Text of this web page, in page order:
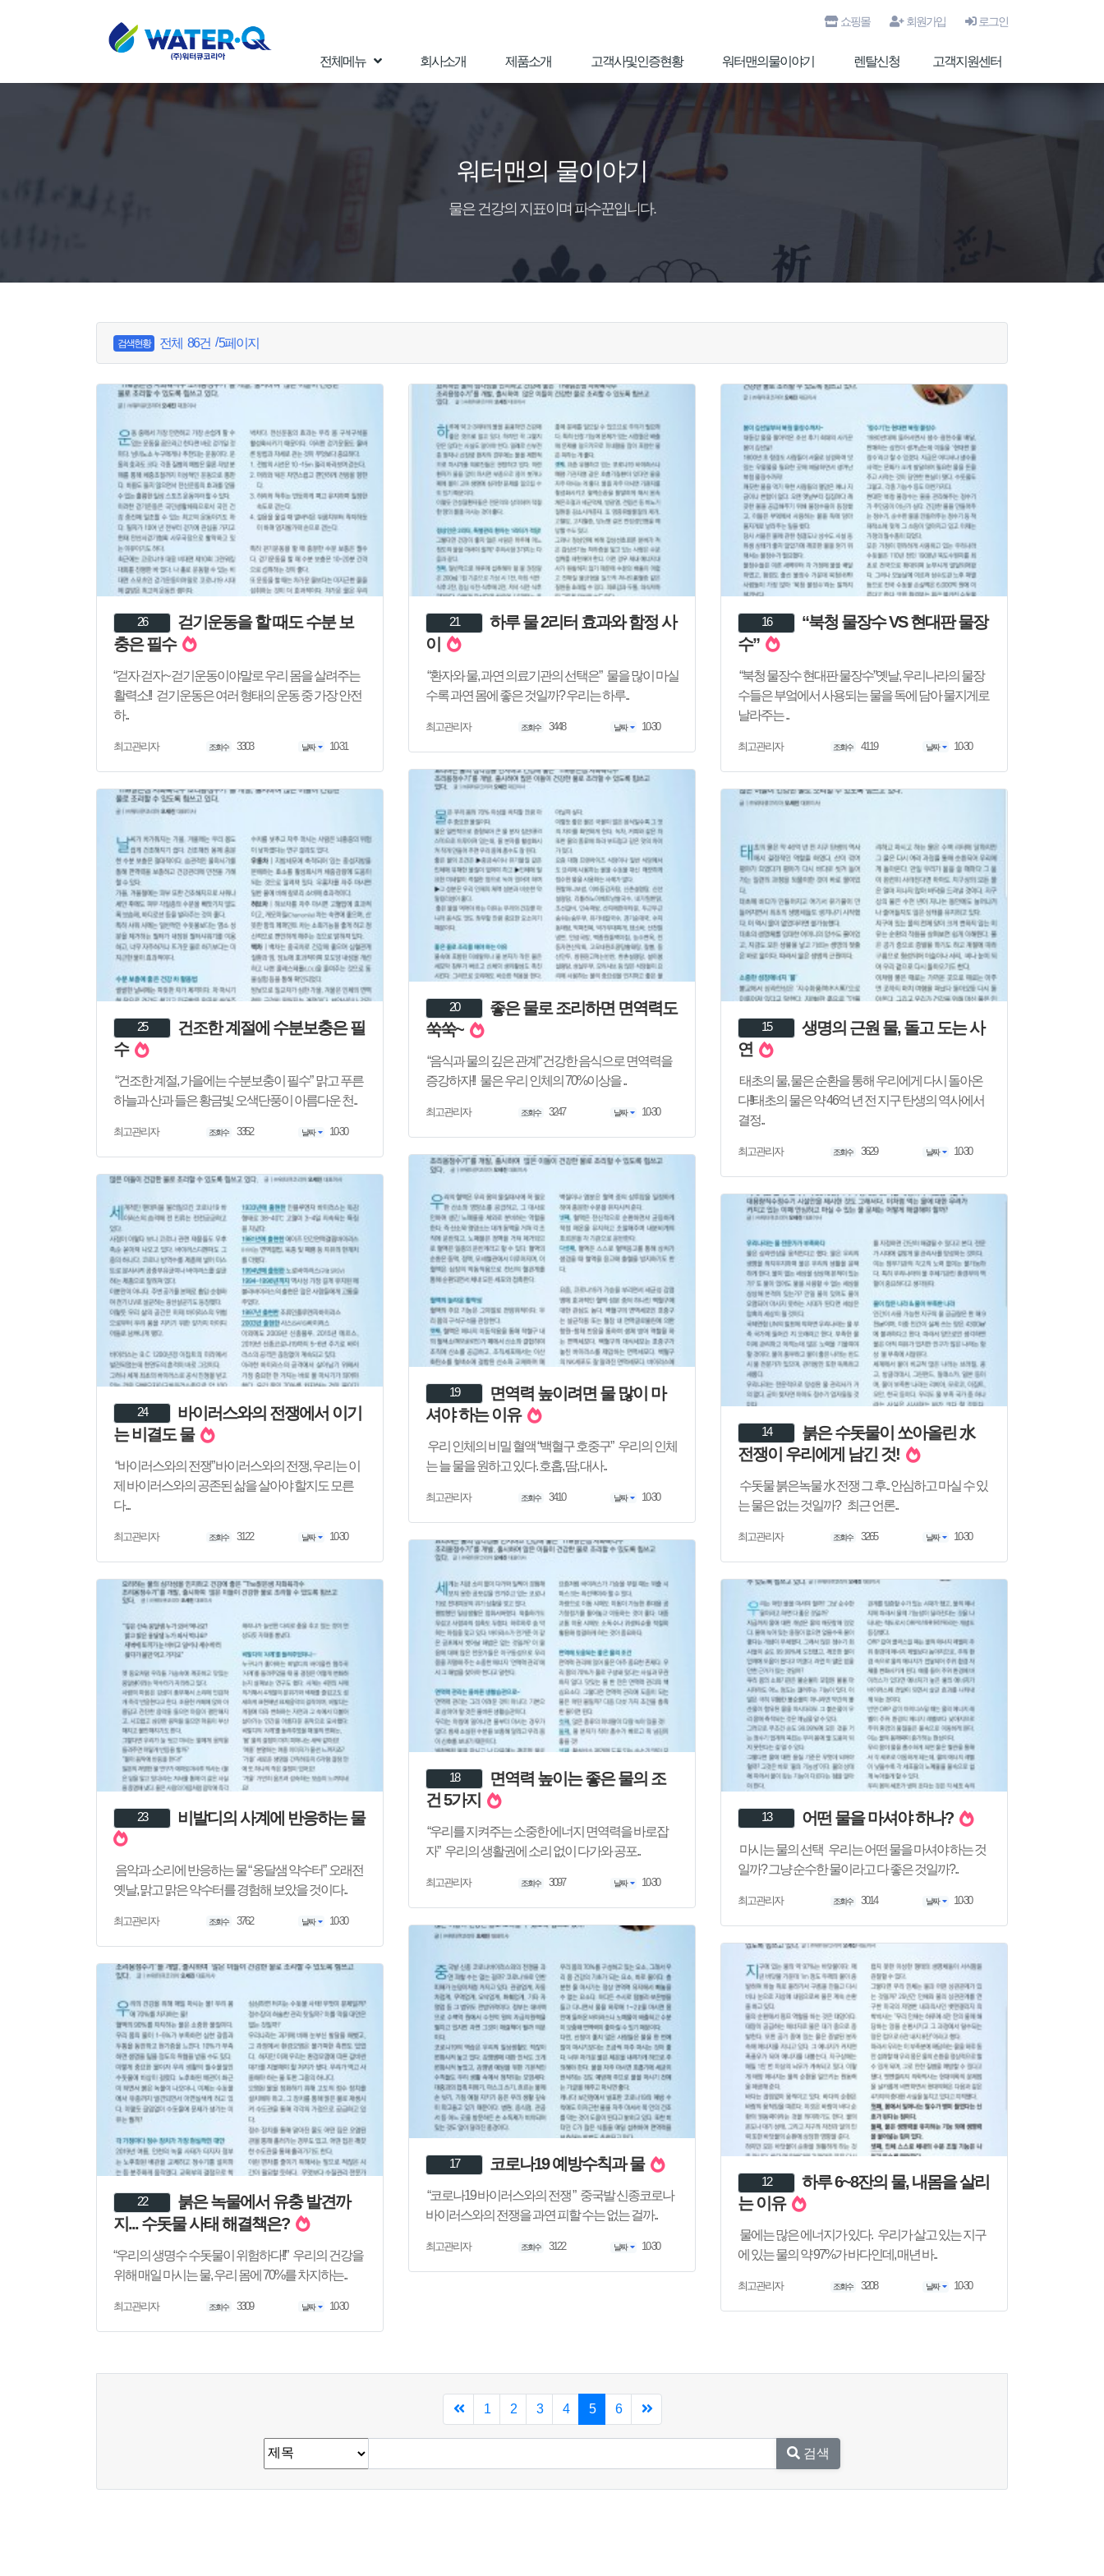
쇼핑몰 회원가입 로그인
전체메뉴 회사소개 제품소개 고객사및인증현황 워터맨의물이야기 렌탈신청 고객지원센터
워터맨의 물이야기
물은 건강의 지표이며 파수꾼입니다.
검색현황 전체 86건 /5페이지
26
걷기운동을 할 때도 수분 보
충은 필수
​“걷자 걷자~ 걷기운동이야말로 우리 몸을 살려주는
활력소!! 걷기운동은 여러 형태의 운동 중 가장 안전
하..
최고관리자 조회수 3303 날짜 10-31
25
건조한 계절에 수분보충은 필
수
“건조한 계절, 가을에는 수분보충이 필수” 맑고 푸른
하늘과 산과 들은 황금빛 오색단풍이 아름다운 천..
최고관리자 조회수 3352 날짜 10-30
24
바이러스와의 전쟁에서 이기
는 비결도 물
“바이러스와의 전쟁”​ 바이러스와의 전쟁, 우리는 이
제 바이러스와의 공존된 삶을 살아야 할지도 모른
다...
최고관리자 조회수 3122 날짜 10-30
23 비발디의 사계에 반응하는 물
음악과 소리에 반응하는 물 “ 옹달샘 약수터” 오래전
옛날, 맑고 맑은 약수터를 경험해 보았을 것이다..
최고관리자 조회수 3762 날짜 10-30
22
붉은 녹물에서 유충 발견까
지... 수돗물 사태 해결책은?
​“우리의 생명수 수돗물이 위험하다!!” 우리의 건강을
위해 매일 마시는 물, 우리 몸에 70%를 차지하는..
최고관리자 조회수 3309 날짜 10-30
21
하루 물 2리터 효과와 함정 사
이
“환자와 물, 과연 의료기관의 선택은” 물을 많이 마실
수록 과연 몸에 좋은 것일까? 우리는 하루..
최고관리자 조회수 3448 날짜 10-30
20
좋은 물로 조리하면 면역력도
쑥쑥~
“음식과 물의 깊은 관계” 건강한 음식으로 면역력을
증강하자!! 물은 우리 인체의 70%이상을 ..
최고관리자 조회수 3247 날짜 10-30
19
면역력 높이려면 물 많이 마
셔야 하는 이유
우리 인체의 비밀 혈액 “백혈구 호중구” 우리의 인체
는 늘 물을 원하고 있다. 호홉, 땀, 대사..
최고관리자 조회수 3410 날짜 10-30
18
면역력 높이는 좋은 물의 조
건 5가지
“우리를 지켜주는 소중한 에너지 면역력을 바로잡
자” 우리의 생활권에 소리 없이 다가와 공포..
최고관리자 조회수 3097 날짜 10-30
17 코로나19 예방수칙과 물
“코로나19 바이러스와의 전쟁 ” 중국발 신종코로나
바이러스와의 전쟁을 과연 피할 수는 없는 걸까..
최고관리자 조회수 3122 날짜 10-30
16
“북청 물장수 VS 현대판 물장
수”
“북청 물장수 현대판 물장수”​옛날, 우리나라의 물장
수들은 부엌에서 사용되는 물을 독에 담아 물지게로
날라주는 ..
최고관리자 조회수 4119 날짜 10-30
15
생명의 근원 물, 돌고 도는 사
연
태초의 물, 물은 순환을 통해 우리에게 다시 돌아온
다!!태초의 물은 약 46억 년 전 지구 탄생의 역사에서
결정..
최고관리자 조회수 3629 날짜 10-30
14
붉은 수돗물이 쏘아올린 水
전쟁이 우리에게 남긴 것!
수돗물 붉은녹물 水 전쟁 그 후.. 안심하고 마실 수 있
는 물은 없는 것일까? 최근 언론..
최고관리자 조회수 3265 날짜 10-30
13 어떤 물을 마셔야 하나?
마시는 물의 선택 우리는 어떤 물을 마셔야 하는 것
일까? 그냥 순수한 물이라고 다 좋은 것일까?..
최고관리자 조회수 3014 날짜 10-30
12
하루 6~8잔의 물, 내몸을 살리
는 이유
물에는 많은 에너지가 있다. 우리가 살고 있는 지구
에 있는 물의 약 97%가 바다인데, 매년 바..
최고관리자 조회수 3208 날짜 10-30
1 2 3 4 5현재페이지
6
검색